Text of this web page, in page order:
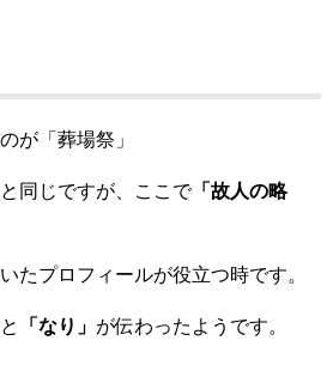
が「葬場祭」
同じですが、ここで「故人の略
たプロフィールが役立つ時です。
と 「なり」 が伝わったようです。